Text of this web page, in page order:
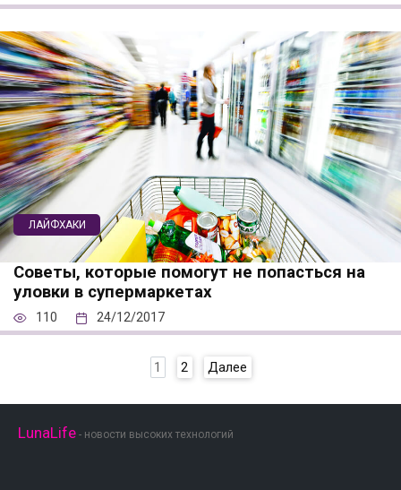
ЛАЙФХАКИ
Советы, которые помогут не попасться на
уловки в супермаркетах
110 24/12/2017
1 2 Далее
LunaLife - новости высоких технологий